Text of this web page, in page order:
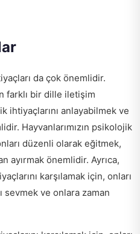
da çok önemlidir.
farklı bir dille iletişim
ihtiyaçlarını anlayabilmek ve
Hayvanlarımızın psikolojik
düzenli olarak eğitmek,
ayırmak önemlidir. Ayrıca,
karşılamak için, onları
sevmek ve onlara zaman